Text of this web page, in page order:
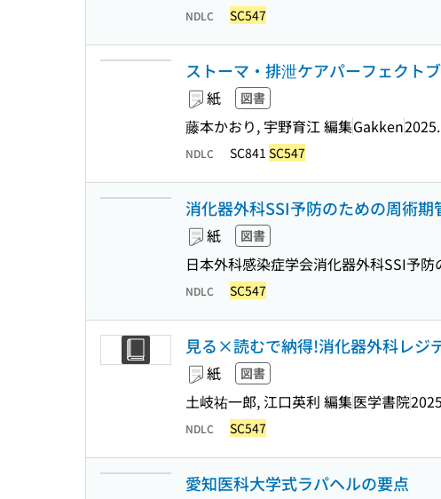
NDLC SC547
ストーマ・排泄ケアパーフェクト
紙 図書
藤本かおり, 宇野育江 編集Gakken
NDLC SC841 SC547
消化器外科SSI予防のための周術
紙 図書
日本外科感染症学会消化器外科SSI予
NDLC SC547
見る×読むで納得!消化器外科レジ
紙 図書
土岐祐一郎, 江口英利 編集医学書院
NDLC SC547
愛知医科大学式ラパヘルの要点